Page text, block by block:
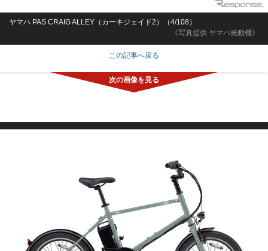
《写真提供 ヤマハ発動機》
ヤマハ PAS CRAIG ALLEY（カーキジェイド2）（4/108）
この記事へ戻る